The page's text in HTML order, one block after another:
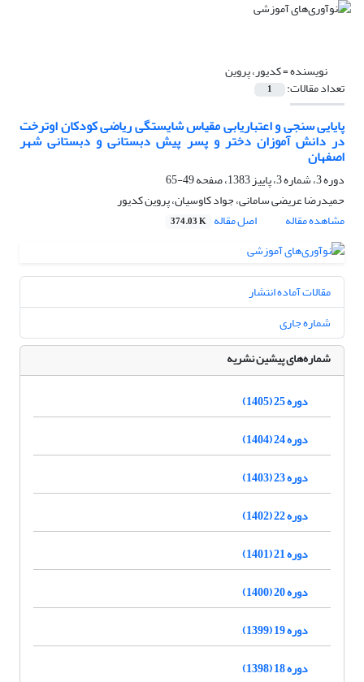
نویسنده =کدیور، پروین
تعداد مقالات: 1
پایایی سنجی و اعتباریابی مقیاس شایستگی ریاضی کودکان اوترخت
در دانش آموزان دختر و پسر پیش دبستانی و دبستانی شهر
اصفهان
دوره 3، شماره 3، پاییز 1383، صفحه
49-65
حمیدرضا عریضی سامانی، جواد کاوسیان، پروین کدیور
مشاهده مقاله
اصل مقاله 374.03 K
مقالات آماده انتشار
شماره جاری
شماره‌های پیشین نشریه
دوره 25 (1405)
دوره 24 (1404)
دوره 23 (1403)
دوره 22 (1402)
دوره 21 (1401)
دوره 20 (1400)
دوره 19 (1399)
دوره 18 (1398)